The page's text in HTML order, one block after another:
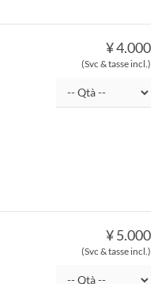
¥ 4.000
(Svc & tasse incl.)
¥ 5.000
(Svc & tasse incl.)